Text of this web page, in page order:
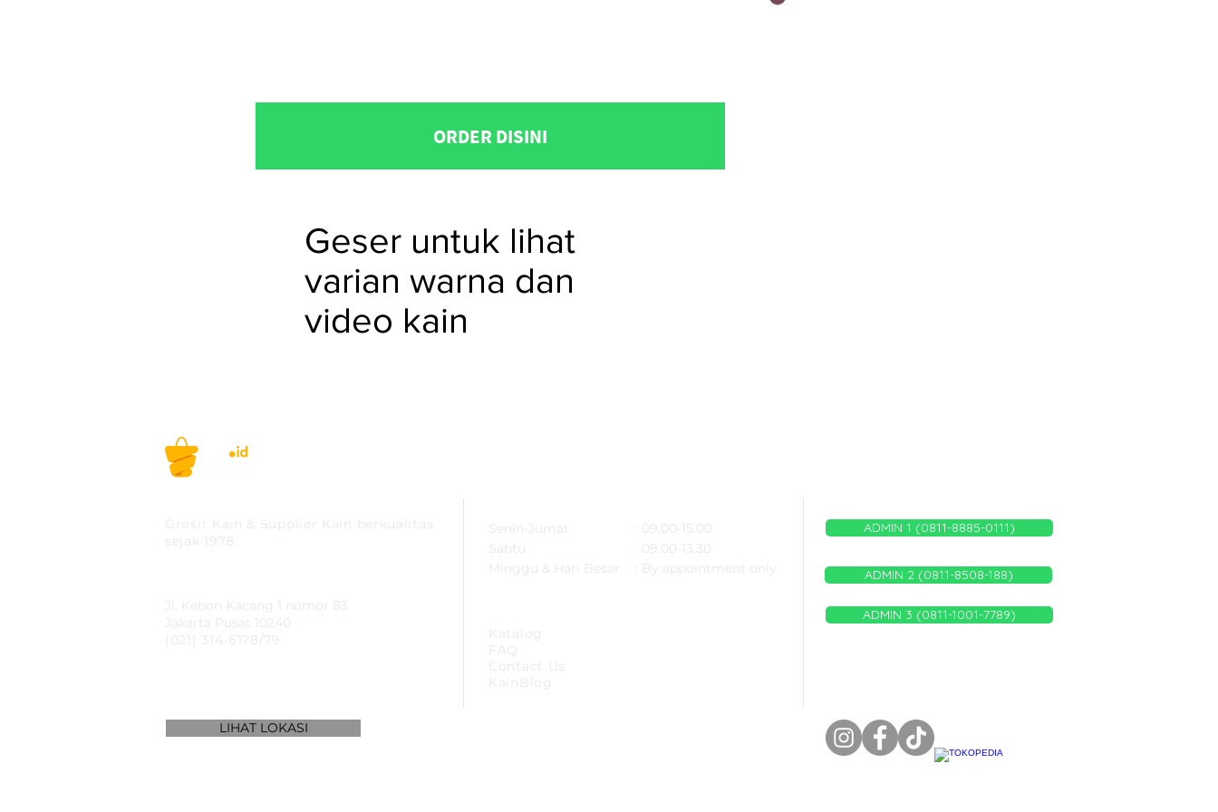
ORDER DISINI
Geser untuk lihat
varian warna dan
video kain
Grosir Kain & Supplier Kain berkualitas
sejak 1978.
Jl. Kebon Kacang 1 nomor 83
Jakarta Pusat 10240
(021) 314-6178/79
Senin-Jumat
Sabtu
Minggu & Hari Besar
: 09.00-15.00
: 09.00-13.30
: By appointment only
Katalog
FAQ
Contact Us
KainBlog
ADMIN 1 (0811-8885-0111)
ADMIN 2 (0811-8508-188)
ADMIN 3 (0811-1001-7789)
LIHAT LOKASI